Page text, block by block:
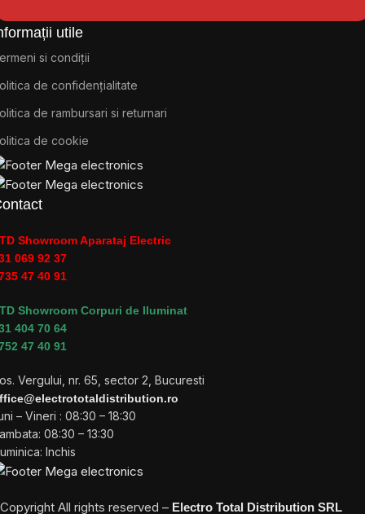
utile
si condiții
de confidențialitate
de rambursari si returnari
de cookie
Showroom Aparataj Electric
069 92 37
47 40 91
Showroom Corpuri de Iluminat
404 70 64
47 40 91
Vergului, nr. 65, sector 2, Bucuresti
– Vineri : 08:30 – 18:30
08:30 – 13:30
Inchis
Copyright All rights reserved – Electro Total Distribution SRL